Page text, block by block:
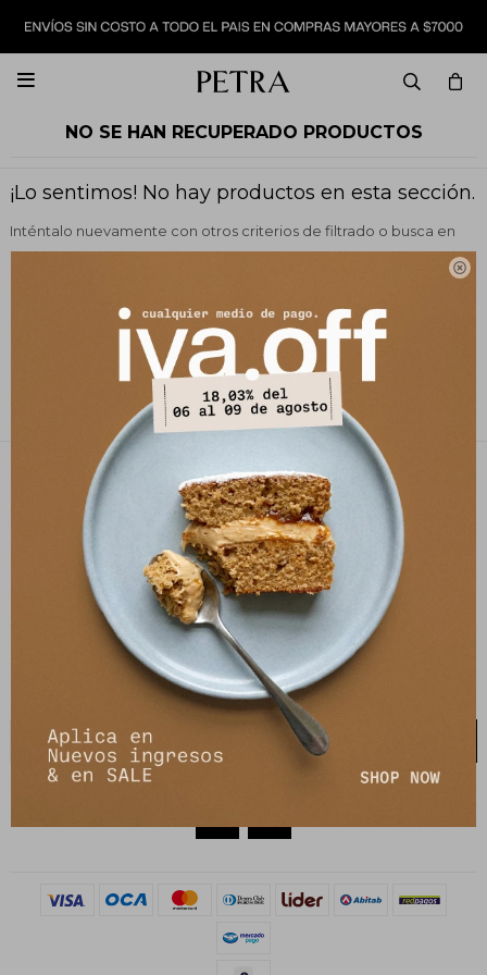


NO SE HAN RECUPERADO PRODUCTOS
¡Lo sentimos! No hay productos en esta sección.
Inténtalo nuevamente con otros criterios de filtrado o busca en
Vestimenta Color:Fucsia Quitar filtros
Te recomendamos quitar: Color:Fucsia
PETRA STORE
27141061 - 099 747 832
21 de setiembre 2895, Montevideo
shop@petrastore.com.uy
De lunes a sábados de 11 a 20hs
NEWSLETTER
¡Suscribite y recibí todas nuestras novedades!